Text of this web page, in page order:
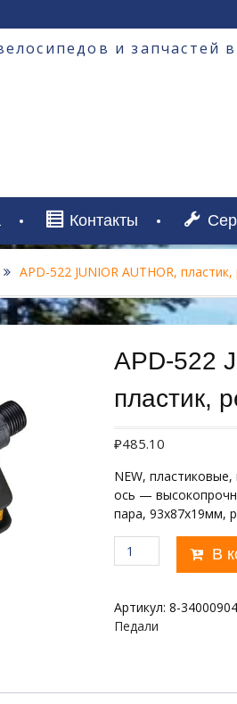
и запчастей
Контакты
APD-522 JUNIOR AUTHOR,
APD-522
пластик,
₽485.10
NEW,
ось —
пара, 93x87x19мм,
Количество
товара
522
JUNIOR
AUTHOR,
9/16
В
Артикул: 8-34000904
Педали